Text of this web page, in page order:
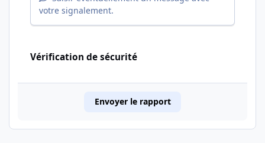
votre signalement.
Vérification de sécurité
Envoyer le rapport